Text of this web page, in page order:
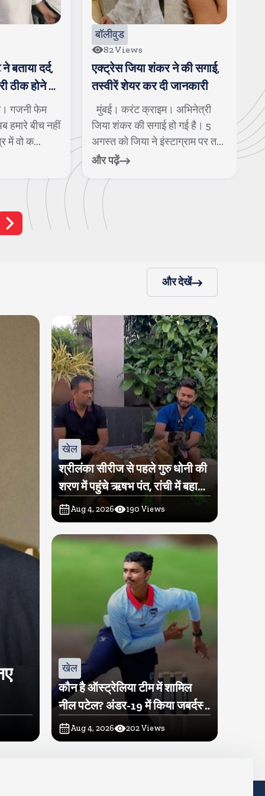
ने की सगाई,
अभिनेत्री
गई है। 5
पर त...
बॉलीवुड
98Views
श्रेया कालरा बनी लॉक अप-2 की
वीनर, इनाम के तौर पर ट्रॉफी के
साथ एक करोड रुपए मिले
मुंबई। करंट क्राइम। 40 दिनों तक
चले बेहिसाब कलेश, तीखी बहसों,
बगावत, दोस्ती, दिल टूटने के लम्...
और पढ़ें
और देखें
खेल
श्रीलंका सीरीज से पहले गुरु धोनी की
शरण में पहुंचे ऋषभ पंत, रांची में बहा
रहे हैं पसीना
Aug 4, 2026 190 Views
खेल
कौन है ऑस्ट्रेलिया टीम में शामिल
नील पटेल? अंडर-19 में किया जबर्दस्त
प्रदर्शन
Aug 4, 2026 202Views